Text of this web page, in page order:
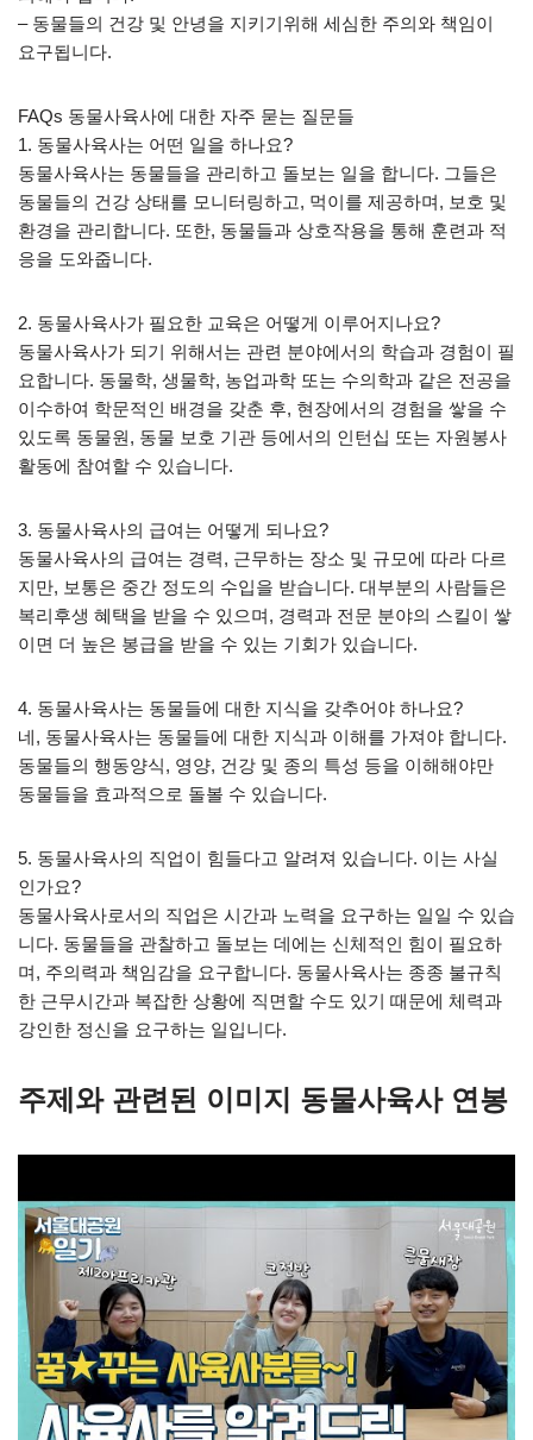
– 동물들의 건강 및 안녕을 지키기위해 세심한 주의와 책임이
요구됩니다.
FAQs 동물사육사에 대한 자주 묻는 질문들
1. 동물사육사는 어떤 일을 하나요?
동물사육사는 동물들을 관리하고 돌보는 일을 합니다. 그들은
동물들의 건강 상태를 모니터링하고, 먹이를 제공하며, 보호 및
환경을 관리합니다. 또한, 동물들과 상호작용을 통해 훈련과 적
응을 도와줍니다.
2. 동물사육사가 필요한 교육은 어떻게 이루어지나요?
동물사육사가 되기 위해서는 관련 분야에서의 학습과 경험이 필
요합니다. 동물학, 생물학, 농업과학 또는 수의학과 같은 전공을
이수하여 학문적인 배경을 갖춘 후, 현장에서의 경험을 쌓을 수
있도록 동물원, 동물 보호 기관 등에서의 인턴십 또는 자원봉사
활동에 참여할 수 있습니다.
3. 동물사육사의 급여는 어떻게 되나요?
동물사육사의 급여는 경력, 근무하는 장소 및 규모에 따라 다르
지만, 보통은 중간 정도의 수입을 받습니다. 대부분의 사람들은
복리후생 혜택을 받을 수 있으며, 경력과 전문 분야의 스킬이 쌓
이면 더 높은 봉급을 받을 수 있는 기회가 있습니다.
4. 동물사육사는 동물들에 대한 지식을 갖추어야 하나요?
네, 동물사육사는 동물들에 대한 지식과 이해를 가져야 합니다.
동물들의 행동양식, 영양, 건강 및 종의 특성 등을 이해해야만
동물들을 효과적으로 돌볼 수 있습니다.
5. 동물사육사의 직업이 힘들다고 알려져 있습니다. 이는 사실
인가요?
동물사육사로서의 직업은 시간과 노력을 요구하는 일일 수 있습
니다. 동물들을 관찰하고 돌보는 데에는 신체적인 힘이 필요하
며, 주의력과 책임감을 요구합니다. 동물사육사는 종종 불규칙
한 근무시간과 복잡한 상황에 직면할 수도 있기 때문에 체력과
강인한 정신을 요구하는 일입니다.
주제와 관련된 이미지 동물사육사 연봉